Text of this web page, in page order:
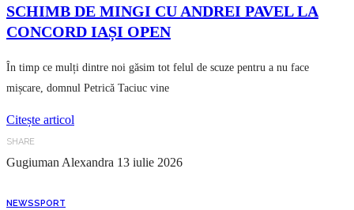
SCHIMB DE MINGI CU ANDREI PAVEL LA
CONCORD IAȘI OPEN
În timp ce mulți dintre noi găsim tot felul de scuze pentru a nu face
mișcare, domnul Petrică Taciuc vine
Citește articol
SHARE
Gugiuman Alexandra 13 iulie 2026
NEWSSPORT